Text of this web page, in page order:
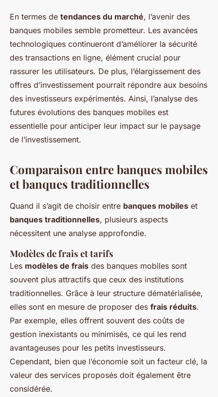
En termes de tendances du marché, l’avenir des
banques mobiles semble prometteur. Les avancées
technologiques continueront d’améliorer la sécurité
des transactions en ligne, élément crucial pour
rassurer les utilisateurs. De plus, l’élargissement des
offres d’investissement pourrait répondre aux besoins
des investisseurs expérimentés. Ainsi, l’analyse des
futures évolutions des banques mobiles est
essentielle pour anticiper leur impact sur le paysage
de l’investissement.
Comparaison entre banques mobiles
et banques traditionnelles
Quand il s’agit de choisir entre banques mobiles et
banques traditionnelles, plusieurs aspects
nécessitent une analyse approfondie.
Modèles de frais et tarifs
Les modèles de frais des banques mobiles sont
souvent plus attractifs que ceux des institutions
traditionnelles. Grâce à leur structure dématérialisée,
elles sont en mesure de proposer des frais réduits.
Par exemple, elles offrent souvent des coûts de
gestion inexistants ou minimisés, ce qui les rend
avantageuses pour les petits investisseurs.
Cependant, bien que l’économie soit un facteur clé, la
valeur des services proposés doit également être
considérée.